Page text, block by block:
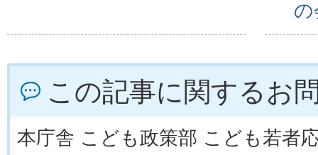
の
この記事に関するお
本庁舎 こども政策部 こども若者